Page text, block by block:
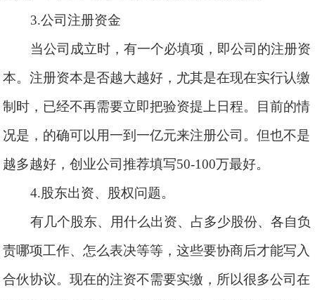
3.公司注册资金
当公司成立时，有一个必填项，即公司的注册资
本。注册资本是否越大越好，尤其是在现在实行认缴
制时，已经不再需要立即把验资提上日程。目前的情
况是，的确可以用一到一亿元来注册公司。但也不是
越多越好，创业公司推荐填写50-100万最好。
4.股东出资、股权问题。
有几个股东、用什么出资、占多少股份、各自负
责哪项工作、怎么表决等等，这些要协商后才能写入
合伙协议。现在的注资不需要实缴，所以很多公司在